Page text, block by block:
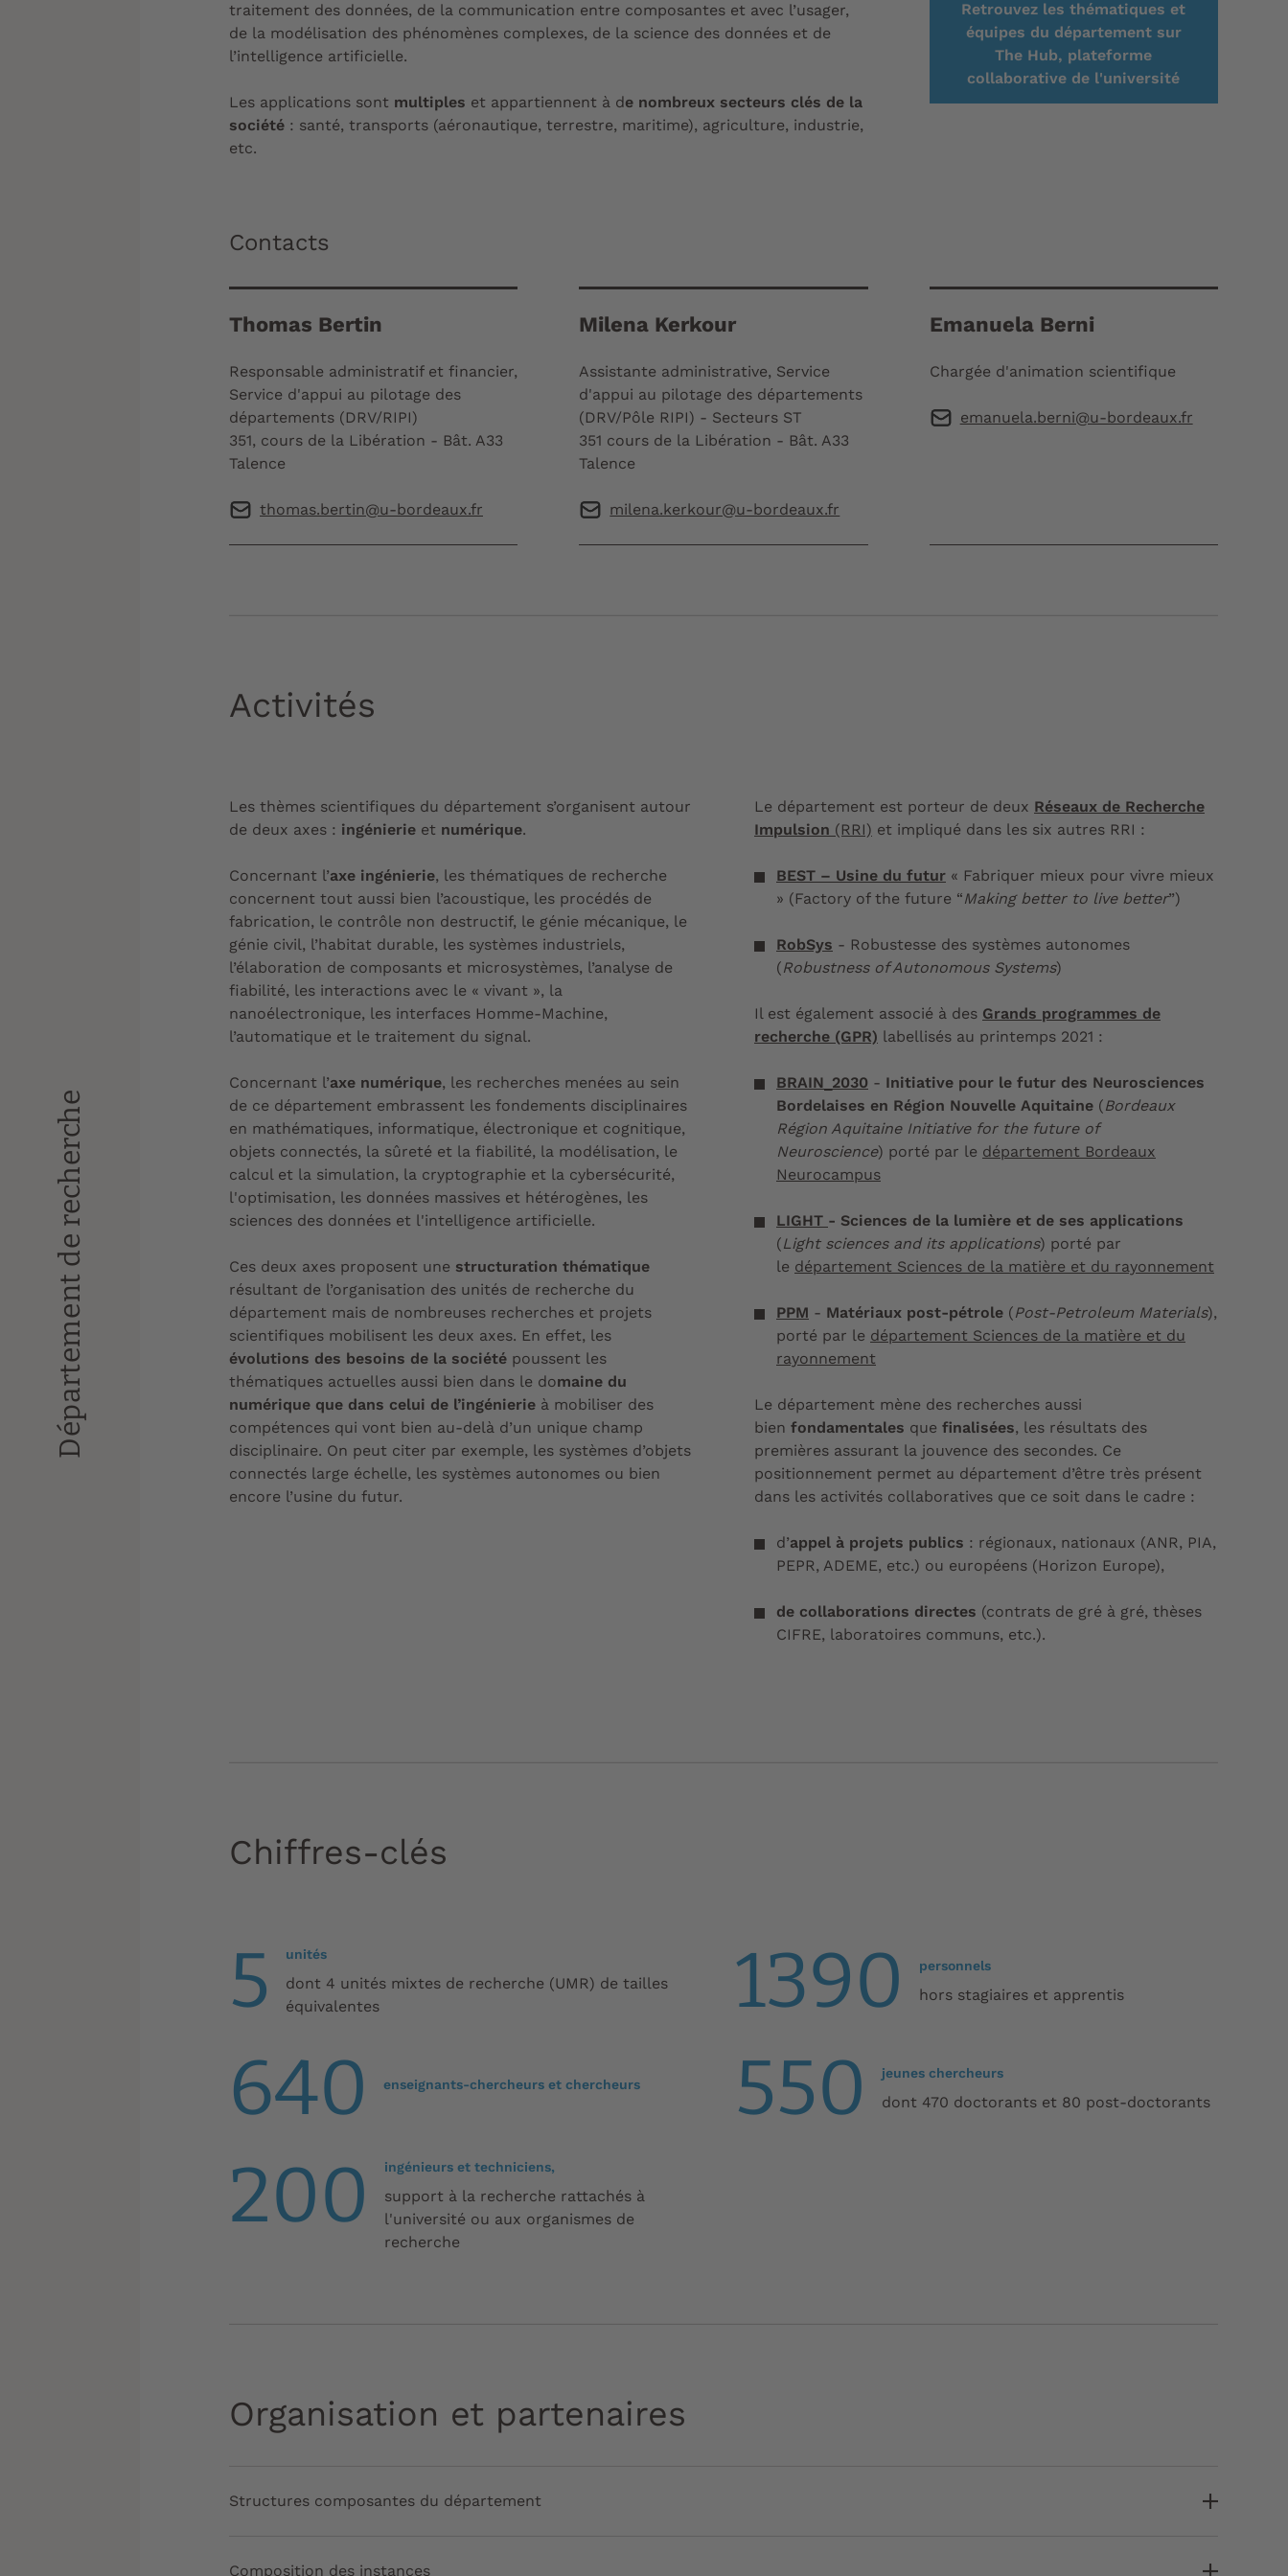
Département de recherche
traitement des données, de la communication entre composantes et avec l’usager,
de la modélisation des phénomènes complexes, de la science des données et de
l’intelligence artificielle.
Les applications sont multiples et appartiennent à de nombreux secteurs clés de la
société : santé, transports (aéronautique, terrestre, maritime), agriculture, industrie,
etc.
Retrouvez les thématiques et
équipes du département sur
The Hub, plateforme
collaborative de l'université
Contacts
Thomas Bertin
Responsable administratif et financier,
Service d'appui au pilotage des
départements (DRV/RIPI)
351, cours de la Libération - Bât. A33
Talence
thomas.bertin@u-bordeaux.fr
Milena Kerkour
Assistante administrative, Service
d'appui au pilotage des départements
(DRV/Pôle RIPI) - Secteurs ST
351 cours de la Libération - Bât. A33
Talence
milena.kerkour@u-bordeaux.fr
Emanuela Berni
Chargée d'animation scientifique
emanuela.berni@u-bordeaux.fr
Activités
Les thèmes scientifiques du département s’organisent autour
de deux axes : ingénierie et numérique.
Concernant l’axe ingénierie, les thématiques de recherche
concernent tout aussi bien l’acoustique, les procédés de
fabrication, le contrôle non destructif, le génie mécanique, le
génie civil, l’habitat durable, les systèmes industriels,
l’élaboration de composants et microsystèmes, l’analyse de
fiabilité, les interactions avec le « vivant », la
nanoélectronique, les interfaces Homme-Machine,
l’automatique et le traitement du signal.
Concernant l’axe numérique, les recherches menées au sein
de ce département embrassent les fondements disciplinaires
en mathématiques, informatique, électronique et cognitique,
objets connectés, la sûreté et la fiabilité, la modélisation, le
calcul et la simulation, la cryptographie et la cybersécurité,
l'optimisation, les données massives et hétérogènes, les
sciences des données et l'intelligence artificielle.
Ces deux axes proposent une structuration thématique
résultant de l’organisation des unités de recherche du
département mais de nombreuses recherches et projets
scientifiques mobilisent les deux axes. En effet, les
évolutions des besoins de la société poussent les
thématiques actuelles aussi bien dans le domaine du
numérique que dans celui de l’ingénierie à mobiliser des
compétences qui vont bien au-delà d’un unique champ
disciplinaire. On peut citer par exemple, les systèmes d’objets
connectés large échelle, les systèmes autonomes ou bien
encore l’usine du futur.
Le département est porteur de deux Réseaux de Recherche
Impulsion (RRI) et impliqué dans les six autres RRI :
BEST – Usine du futur « Fabriquer mieux pour vivre mieux
» (Factory of the future “Making better to live better”)
RobSys - Robustesse des systèmes autonomes
(Robustness of Autonomous Systems)
Il est également associé à des Grands programmes de
recherche (GPR) labellisés au printemps 2021 :
BRAIN_2030 - Initiative pour le futur des Neurosciences
Bordelaises en Région Nouvelle Aquitaine (Bordeaux
Région Aquitaine Initiative for the future of
Neuroscience) porté par le département Bordeaux
Neurocampus
LIGHT - Sciences de la lumière et de ses applications
(Light sciences and its applications) porté par
le département Sciences de la matière et du rayonnement
PPM - Matériaux post-pétrole (Post-Petroleum Materials),
porté par le département Sciences de la matière et du
rayonnement
Le département mène des recherches aussi
bien fondamentales que finalisées, les résultats des
premières assurant la jouvence des secondes. Ce
positionnement permet au département d’être très présent
dans les activités collaboratives que ce soit dans le cadre :
d’appel à projets publics : régionaux, nationaux (ANR, PIA,
PEPR, ADEME, etc.) ou européens (Horizon Europe),
de collaborations directes (contrats de gré à gré, thèses
CIFRE, laboratoires communs, etc.).
Chiffres-clés
5 unités
dont 4 unités mixtes de recherche (UMR) de tailles
équivalentes
1390 personnels
hors stagiaires et apprentis
640 enseignants-chercheurs et chercheurs 550 jeunes chercheurs
dont 470 doctorants et 80 post-doctorants
200 ingénieurs et techniciens,
support à la recherche rattachés à
l'université ou aux organismes de
recherche
Organisation et partenaires
Structures composantes du département
Composition des instances